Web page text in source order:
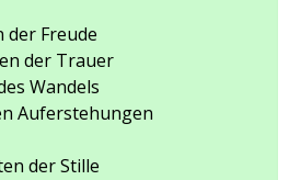
der Freude
der Trauer
Wandels
Auferstehungen
der Stille